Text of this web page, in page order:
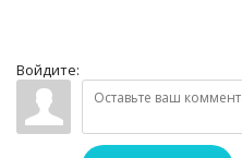
Войдите: